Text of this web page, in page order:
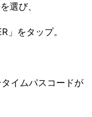
選び、
」をタップ。
イムパスコードが